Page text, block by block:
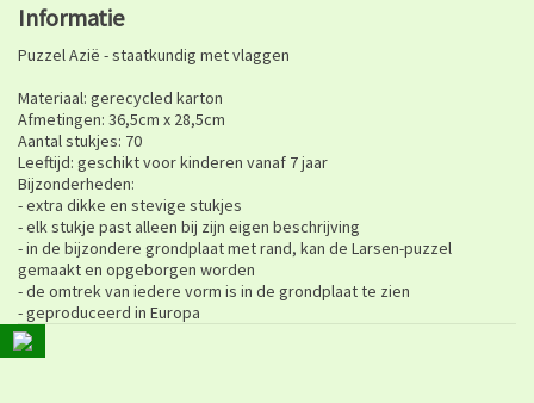
Informatie
Puzzel Azië - staatkundig met vlaggen
Materiaal: gerecycled karton
Afmetingen: 36,5cm x 28,5cm
Aantal stukjes: 70
Leeftijd: geschikt voor kinderen vanaf 7 jaar
Bijzonderheden:
- extra dikke en stevige stukjes
- elk stukje past alleen bij zijn eigen beschrijving
- in de bijzondere grondplaat met rand, kan de Larsen-puzzel
gemaakt en opgeborgen worden
- de omtrek van iedere vorm is in de grondplaat te zien
- geproduceerd in Europa